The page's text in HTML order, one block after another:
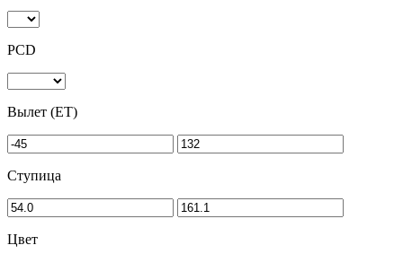
PCD
Вылет (ET)
Ступица
Цвет